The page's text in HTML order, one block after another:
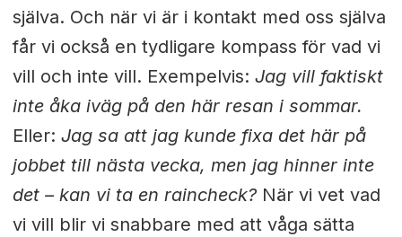
själva. Och när vi är i kontakt med oss själva
får vi också en tydligare kompass för vad vi
vill och inte vill. Exempelvis: Jag vill faktiskt
inte åka iväg på den här resan i sommar.
Eller: Jag sa att jag kunde fixa det här på
jobbet till nästa vecka, men jag hinner inte
det – kan vi ta en raincheck?När vi vet vad
vi vill blir vi snabbare med att våga sätta